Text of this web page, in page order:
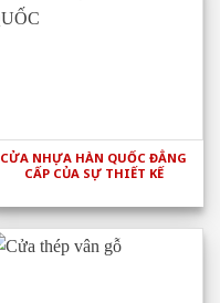
CỬA NHỰA HÀN QUỐC ĐẲNG
CẤP CỦA SỰ THIẾT KẾ